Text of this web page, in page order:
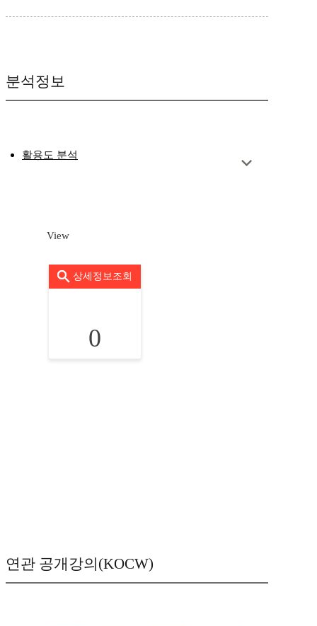
분석정보
활용도 분석
View
상세정보조회
0
연관 공개강의(KOCW)